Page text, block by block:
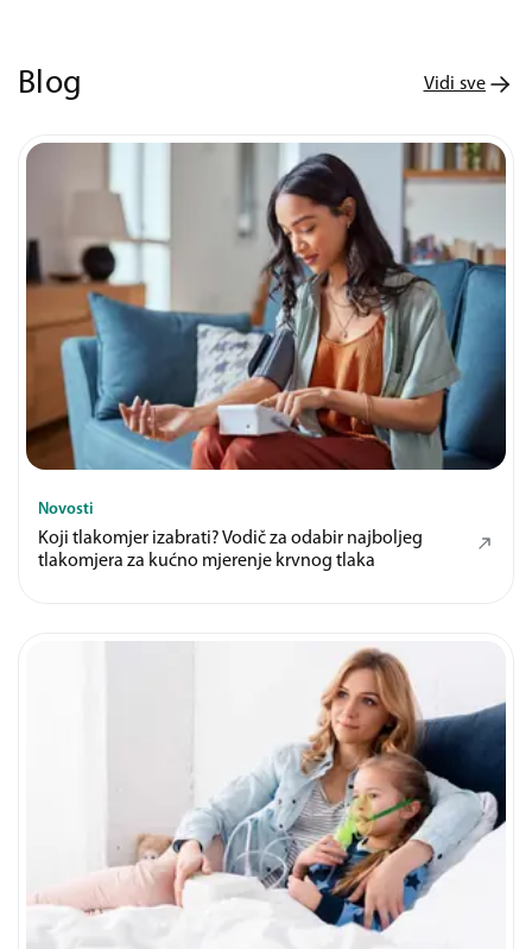
Blog Vidi sve
Novosti
Koji tlakomjer izabrati? Vodič za odabir najboljeg
tlakomjera za kućno mjerenje krvnog tlaka